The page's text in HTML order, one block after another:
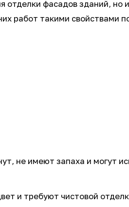
отделки фасадов зданий, но
работ такими свойствами
не имеют запаха и могут
и требуют чистовой